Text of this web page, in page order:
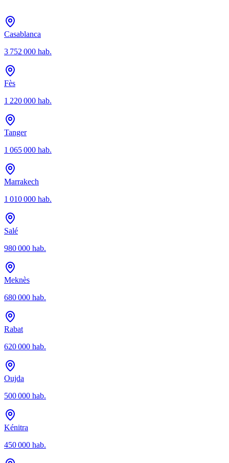
Casablanca
3 752 000 hab.
Fès
1 220 000 hab.
Tanger
1 065 000 hab.
Marrakech
1 010 000 hab.
Salé
980 000 hab.
Meknès
680 000 hab.
Rabat
620 000 hab.
Oujda
500 000 hab.
Kénitra
450 000 hab.